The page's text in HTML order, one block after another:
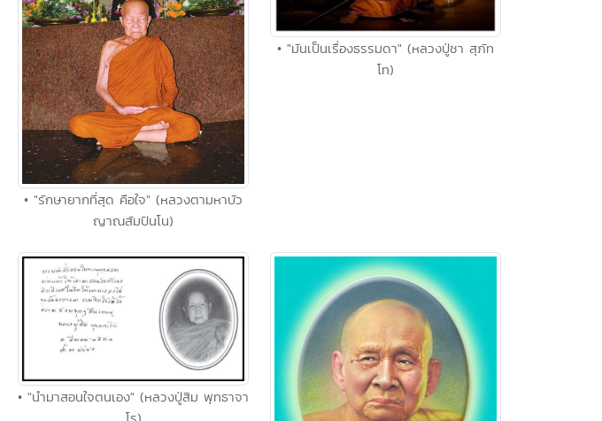
• "รักษายากที่สุด คือใจ" (หลวงตามหาบัว
ญาณสัมปันโน)
• "มันเป็นเรื่องธรรมดา" (หลวงปู่ชา สุภัท
โท)
• "นำมาสอนใจตนเอง" (หลวงปู่สิม พุทธาจา